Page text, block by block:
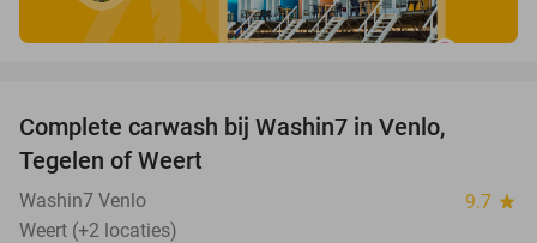
Complete carwash bij Washin7 in Venlo,
Tegelen of Weert
Washin7 Venlo 9.7 star
Weert (+2 locaties)